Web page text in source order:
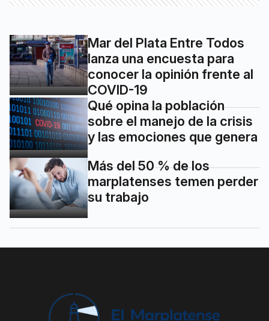
Mar del Plata Entre Todos
lanza una encuesta para
conocer la opinión frente al
COVID-19
Qué opina la población
sobre el manejo de la crisis
y las emociones que genera
Más del 50 % de los
marplatenses temen perder
su trabajo